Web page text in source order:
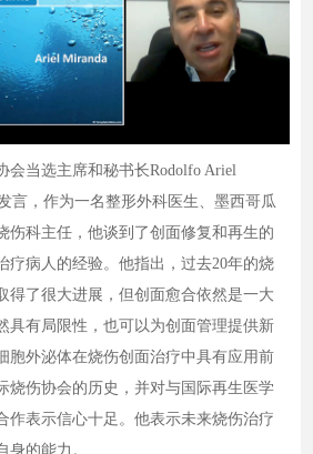
当选主席和秘书长Rodolfo Ariel
言，作为一名整形外科医生、墨西哥瓜
伤科主任，他谈到了创面修复和再生的
疗病人的经验。他指出，过去20年的烧
得了很大进展，但创面愈合依然是一大
具有局限性，也可以为创面管理提供新
胞外泌体在烧伤创面治疗中具有应用前
烧伤协会的历史，并对与国际再生医学
作表示信心十足。他表示未来烧伤治疗
身的能力。